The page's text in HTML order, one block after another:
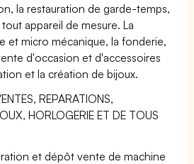
la restauration de garde-temps,
appareil de mesure. La
et micro mécanique, la fonderie,
d'occasion et d'accessoires
et la création de bijoux.
REPARATIONS,
HORLOGERIE ET DE TOUS
et dépôt vente de machine